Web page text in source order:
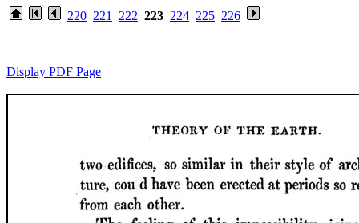
220 221 222 223 224 225 226
Display PDF Page